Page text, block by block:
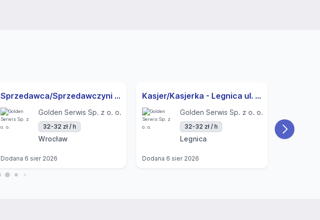
Sprzedawca/Sprzedawczyni - Wrocław Ul. Sielska
Golden Serwis Sp. z o. o.
32-32 zł / h
Wrocław
Dodana 6 sier 2026
Kasjer/Kasjerka - Legnica ul. Schumana
Golden Serwis Sp. z o. o.
32-32 zł / h
Legnica
Dodana 6 sier 2026